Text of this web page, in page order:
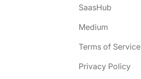
SaasHub
Medium
Terms of Service
Privacy Policy